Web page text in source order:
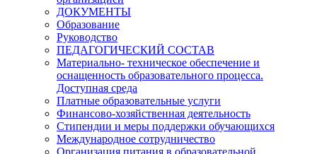
ДОКУМЕНТЫ
Образование
Руководство
ПЕДАГОГИЧЕСКИЙ СОСТАВ
Материально- техническое обеспечение и
оснащенность образовательного процесса.
Доступная среда
Платные образовательные услуги
Финансово-хозяйственная деятельность
Стипендии и меры поддержки обучающихся
Международное сотрудничество
Организация питания в образовательной